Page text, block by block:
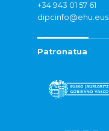
+34 943 01 57 61
dipcinfo@ehu.eus
Patronatua